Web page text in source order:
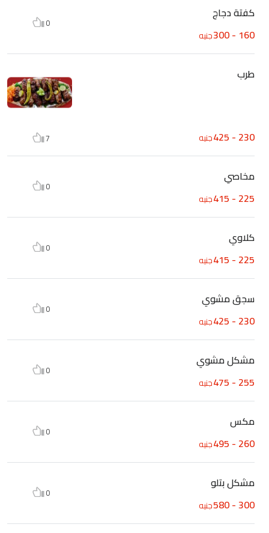
كفتة دجاج
160 - 300
جنيه
0
طرب
230 - 425 جنيه 7
مخاصي
225 - 415
جنيه
0
كلاوي
225 - 415
جنيه
0
سجق مشوي
230 - 425
جنيه
0
مشكل مشوي
255 - 475
جنيه
0
مكس
260 - 495
جنيه
0
مشكل بتلو
300 - 580
جنيه
0